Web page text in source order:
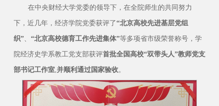
在中央财经大学党委的领导下，在全院师生的共同努力
下，近几年，经济学院党委获评了“北京高校先进基层党组
织”、 “北京高校德育工作先进集体”等多项省市级荣誉称号，学
院经济史学系教工党支部获评首批全国高校“双带头人”教师党支
部书记工作室, 并顺利通过国家验收。